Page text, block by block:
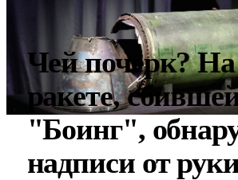
Чей почерк? На
ракете,
"Боинг",
надписи от